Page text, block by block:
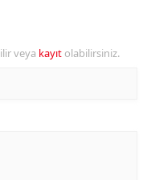
veya kayıt olabilirsiniz.